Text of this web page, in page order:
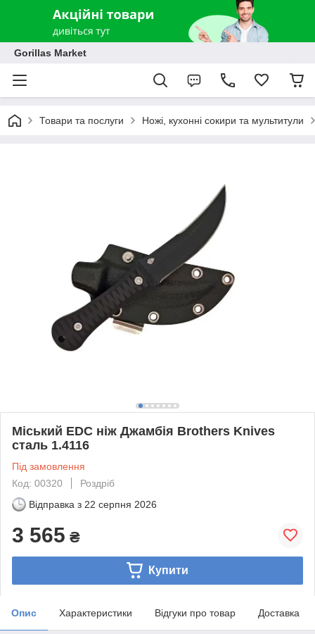
Gorillas Market
Товари та послуги Ножі, кухонні сокири та мультитули
Міський EDC ніж Джамбія Brothers Knives
сталь 1.4116
Під замовлення
Код: 00320
Роздріб
Відправка з 22 серпня 2026
3 565 ₴
Купити
Опис Характеристики Відгуки про товар Доставка